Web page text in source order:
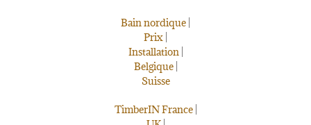
Bain nordique
Prix
Installation|
Belgique|
Suisse
TimberIN France|